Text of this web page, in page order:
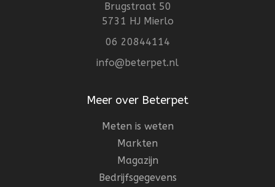
Brugstraat 50
5731 HJ Mierlo
06 20844114
info@beterpet.nl
Meer over Beterpet
Meten is weten
Markten
Magazijn
Bedrijfsgegevens